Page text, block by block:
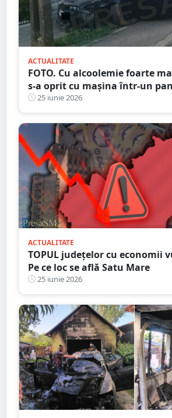
ACTUALITATE
FOTO. Cu alcoolemie foarte
s-a oprit cu mașina într-un
ștrandul din Carei
25 iunie 2026
ACTUALITATE
TOPUL județelor cu economii
Pe ce loc se află Satu Mare
25 iunie 2026